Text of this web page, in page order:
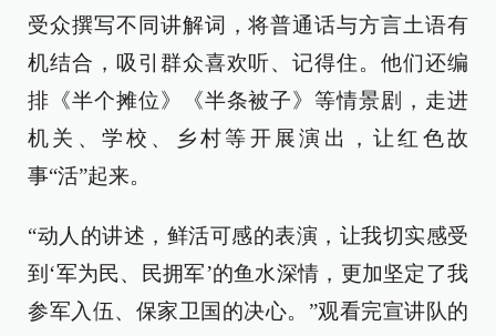
受众撰写不同讲解词，将普通话与方言土语有
机结合，吸引群众喜欢听、记得住。他们还编
排《半个摊位》《半条被子》等情景剧，走进
机关、学校、乡村等开展演出，让红色故
事“活”起来。
“动人的讲述，鲜活可感的表演，让我切实感受
到‘军为民、民拥军’的鱼水深情，更加坚定了我
参军入伍、保家卫国的决心。”观看完宣讲队的